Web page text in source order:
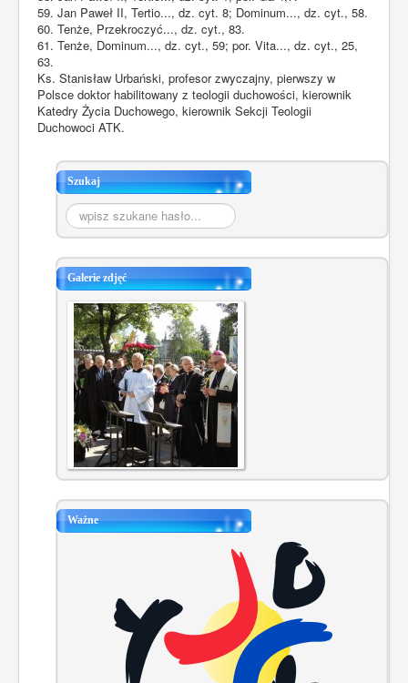
59. Jan Paweł II, Tertio..., dz. cyt. 8; Dominum..., dz. cyt., 58.
60. Tenże, Przekroczyć..., dz. cyt., 83.
61. Tenże, Dominum..., dz. cyt., 59; por. Vita..., dz. cyt., 25,
63.
Ks. Stanisław Urbański, profesor zwyczajny, pierwszy w
Polsce doktor habilitowany z teologii duchowości, kierownik
Katedry Życia Duchowego, kierownik Sekcji Teologii
Duchowoci ATK.
Szukaj
Szukaj...
Galerie zdjęć
Ważne